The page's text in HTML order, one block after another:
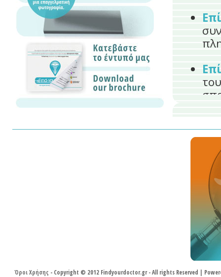
Όροι Χρήσης - Copyright © 2012 Findyourdoctor.gr - All rights Reserved |